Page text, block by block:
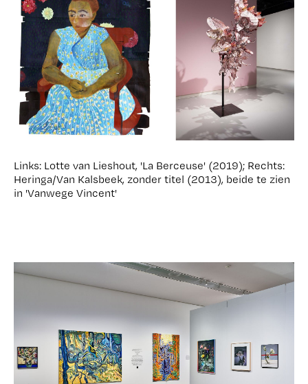
Links: Lotte van Lieshout, 'La Berceuse' (2019); Rechts:
Heringa/Van Kalsbeek, zonder titel (2013), beide te zien
in 'Vanwege Vincent'